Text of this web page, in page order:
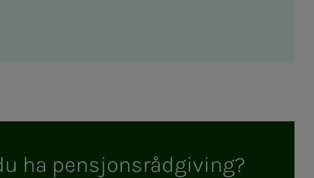
ha pensjonsrådgiving?